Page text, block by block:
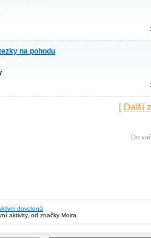
na pohodu
[ Další
Do
dovolená
aktivity, od značky Moira.